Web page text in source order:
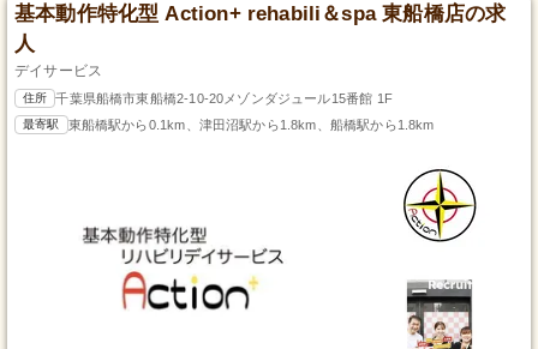
基本動作特化型 Action+ rehabili＆spa 東船橋店の求
人
デイサービス
住所 千葉県船橋市東船橋2-10-20メゾンダジュール15番館 1F
最寄駅 東船橋駅から0.1km、津田沼駅から1.8km、船橋駅から1.8km